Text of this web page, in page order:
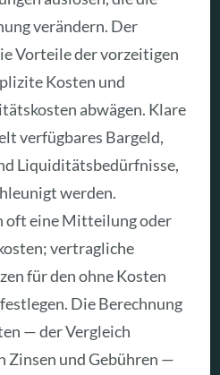
verändern. Der
Vorteile der vorzeitigen
Kosten und
abwägen. Klare
verfügbares Bargeld,
Liquiditätsbedürfnisse,
werden.
oft eine Mitteilung oder
vertragliche
für den ohne Kosten
Die Berechnung
— der Vergleich
Zinsen und Gebühren —